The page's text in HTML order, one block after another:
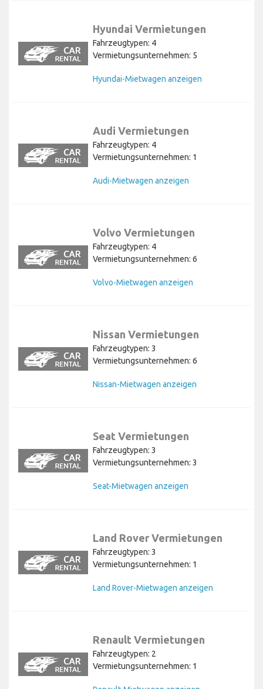
Hyundai Vermietungen
Fahrzeugtypen: 4
Vermietungsunternehmen: 5
Hyundai-Mietwagen anzeigen
Audi Vermietungen
Fahrzeugtypen: 4
Vermietungsunternehmen: 1
Audi-Mietwagen anzeigen
Volvo Vermietungen
Fahrzeugtypen: 4
Vermietungsunternehmen: 6
Volvo-Mietwagen anzeigen
Nissan Vermietungen
Fahrzeugtypen: 3
Vermietungsunternehmen: 6
Nissan-Mietwagen anzeigen
Seat Vermietungen
Fahrzeugtypen: 3
Vermietungsunternehmen: 3
Seat-Mietwagen anzeigen
Land Rover Vermietungen
Fahrzeugtypen: 3
Vermietungsunternehmen: 1
Land Rover-Mietwagen anzeigen
Renault Vermietungen
Fahrzeugtypen: 2
Vermietungsunternehmen: 1